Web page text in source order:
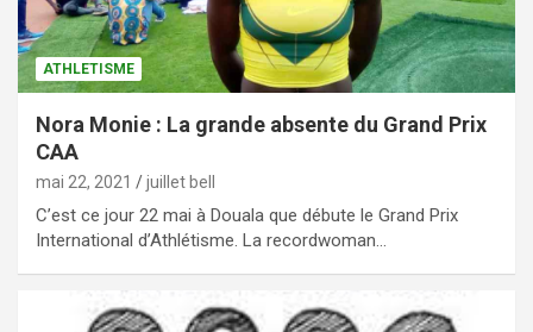
ATHLETISME
Nora Monie : La grande absente du Grand Prix
CAA
mai 22, 2021 juillet bell
C’est ce jour 22 mai à Douala que débute le Grand Prix
International d’Athlétisme. La recordwoman…